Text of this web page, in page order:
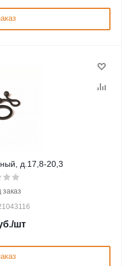
д.17,8-20,3
заказ
/шт